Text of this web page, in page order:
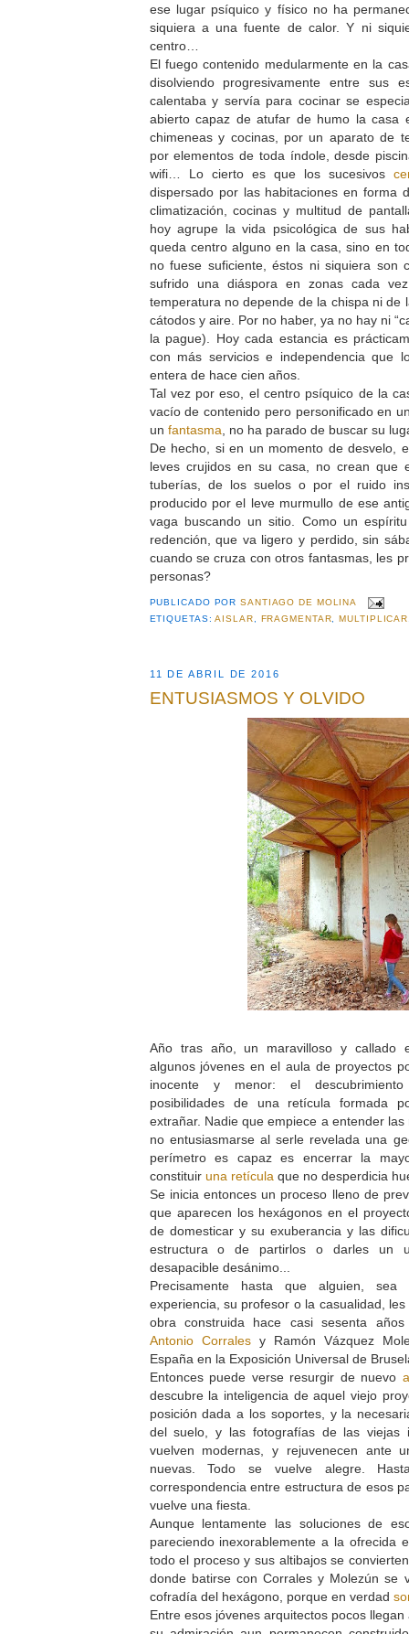
ese lugar psíquico y físico no ha
siquiera a una fuente de calor. Y ni
centro…
El fuego contenido medularmente en la
disolviendo progresivamente entre sus
calentaba y servía para cocinar se
abierto capaz de atufar de humo la casa
chimeneas y cocinas, por un aparato de
por elementos de toda índole, desde
wifi… Lo cierto es que los sucesivos
dispersado por las habitaciones en forma
climatización, cocinas y multitud de
hoy agrupe la vida psicológica de sus
queda centro alguno en la casa, sino en
no fuese suficiente, éstos ni siquiera son
sufrido una diáspora en zonas cada
temperatura no depende de la chispa ni de
cátodos y aire. Por no haber, ya no hay ni
la pague). Hoy cada estancia es
con más servicios e independencia que
entera de hace cien años.
Tal vez por eso, el centro psíquico de la
vacío de contenido pero personificado en
un fantasma , no ha parado de buscar su
De hecho, si en un momento de desvelo,
leves crujidos en su casa, no crean que
tuberías, de los suelos o por el ruido
producido por el leve murmullo de ese
vaga buscando un sitio. Como un
redención, que va ligero y perdido, sin
cuando se cruza con otros fantasmas, les
personas?
PUBLICADO PORSANTIAGO DE MOLINA
ETIQUETAS:AISLAR, FRAGMENTAR,MULTIPLICAR
11 DE ABRIL DE 2016
ENTUSIASMOS Y OLVIDO
Año tras año, un maravilloso y callado
algunos jóvenes en el aula de proyectos
inocente y menor: el
posibilidades de una retícula formada
extrañar. Nadie que empiece a entender
no entusiasmarse al serle revelada una
perímetro es capaz es encerrar la
constituir una retícula que no desperdicia
Se inicia entonces un proceso lleno de
que aparecen los hexágonos en el
de domesticar y su exuberancia y las
estructura o de partirlos o darles un
desapacible desánimo...
Precisamente hasta que alguien,
experiencia, su profesor o la casualidad,
obra construida hace casi sesenta
Antonio Corralesy Ramón Vázquez
España en la Exposición Universal de
Entonces puede verse resurgir de nuevo
descubre la inteligencia de aquel viejo
posición dada a los soportes, y la
del suelo, y las fotografías de las viejas
vuelven modernas, y rejuvenecen ante
nuevas. Todo se vuelve alegre.
correspondencia entre estructura de esos
vuelve una fiesta.
Aunque lentamente las soluciones de
pareciendo inexorablemente a la ofrecida
todo el proceso y sus altibajos se
donde batirse con Corrales y Molezún se
cofradía del hexágono, porque en verdad
Entre esos jóvenes arquitectos pocos